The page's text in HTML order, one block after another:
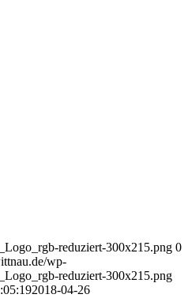
reduziert-300x215.png 0
wp-
reduziert-300x215.png
2018-04-26